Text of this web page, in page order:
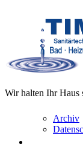
Wir halten Ihr Haus
Archiv